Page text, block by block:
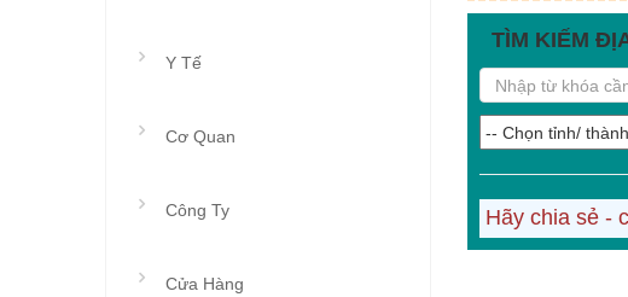
TÌM KIẾM
Hãy chia sẻ -
Y Tế
Cơ Quan
Công Ty
Cửa Hàng